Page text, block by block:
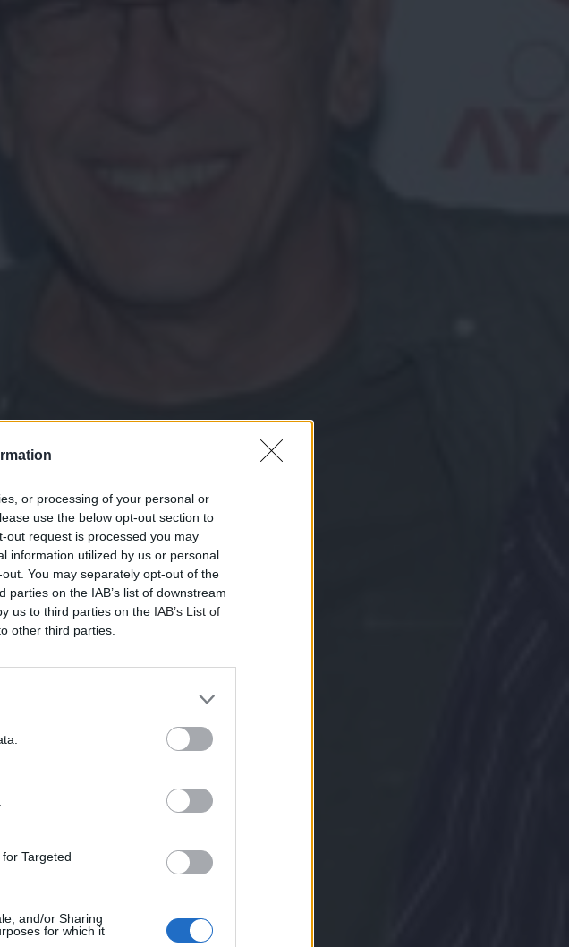
or processing of your personal or
use the below opt-out section to
out request is processed you may
information utilized by us or personal
You may separately opt-out of the
on the IAB’s list of downstream
us to third parties on the IAB’s List of
other third parties.
Targeted
and/or Sharing
for which it